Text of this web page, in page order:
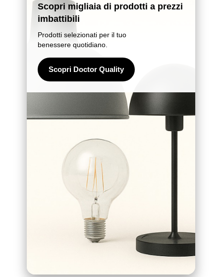
Scopri migliaia di prodotti a prezzi
imbattibili
Prodotti selezionati per il tuo
benessere quotidiano.
Scopri Doctor Quality